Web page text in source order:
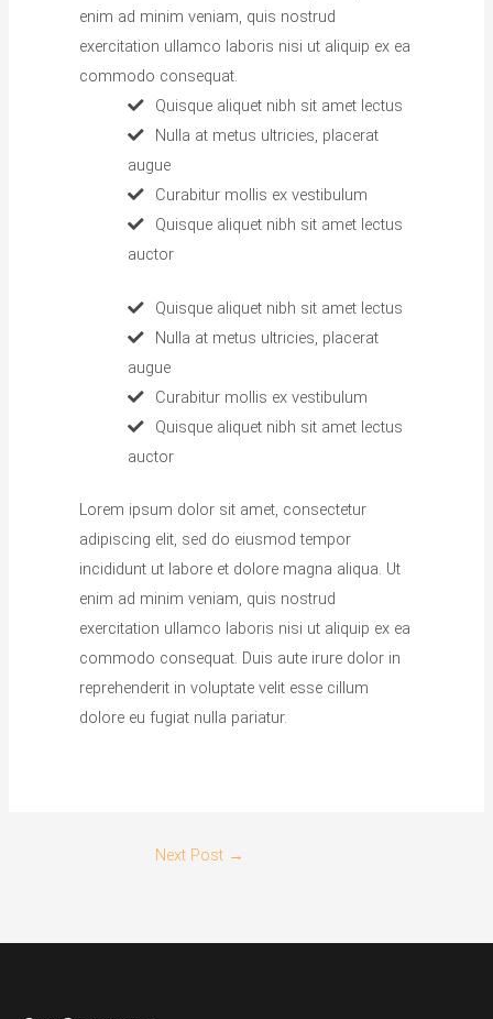
enim ad minim veniam, quis nostrud
exercitation ullamco laboris nisi ut aliquip ex ea
commodo consequat.
Quisque aliquet nibh sit amet lectus
Nulla at metus ultricies, placerat
augue
Curabitur mollis ex vestibulum
Quisque aliquet nibh sit amet lectus
auctor
Quisque aliquet nibh sit amet lectus
Nulla at metus ultricies, placerat
augue
Curabitur mollis ex vestibulum
Quisque aliquet nibh sit amet lectus
auctor
Lorem ipsum dolor sit amet, consectetur
adipiscing elit, sed do eiusmod tempor
incididunt ut labore et dolore magna aliqua. Ut
enim ad minim veniam, quis nostrud
exercitation ullamco laboris nisi ut aliquip ex ea
commodo consequat. Duis aute irure dolor in
reprehenderit in voluptate velit esse cillum
dolore eu fugiat nulla pariatur.
Next Post →